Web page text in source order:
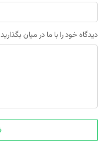
دیدگاه خود را با ما در میان بگذارید